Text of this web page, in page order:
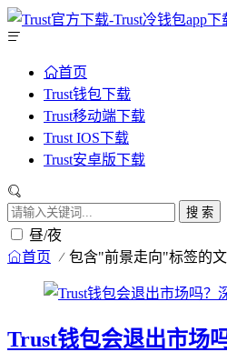
首页
Trust钱包下载
Trust移动端下载
Trust IOS下载
Trust安卓版下载
搜 索
昼/夜
首页 包含"前景走向"标签的
Trust钱包会退出市场